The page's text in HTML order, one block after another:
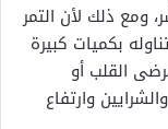
ومع ذلك لأن التمر
بكميات كبيرة
القلب أو
وارتفاع